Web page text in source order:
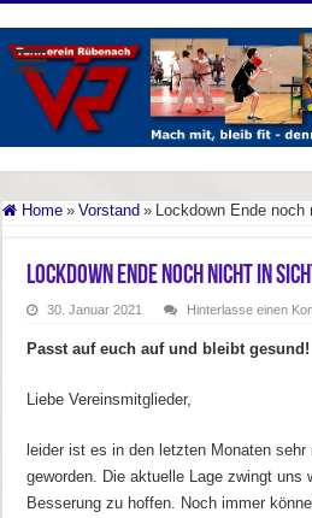
Home » Vorstand » Lockdown Ende
Lockdown Ende noch nicht in
30. Januar 2021 Hinterlasse einen
Passt auf euch auf und bleibt gesund!
Liebe Vereinsmitglieder,
leider ist es in den letzten Monaten sehr
geworden. Die aktuelle Lage zwingt uns
Besserung zu hoffen. Noch immer